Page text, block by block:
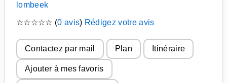
lombeek
☆☆☆☆☆ (0 avis) Rédigez votre avis
Contactez par mail Plan Itinéraire
Ajouter à mes favoris